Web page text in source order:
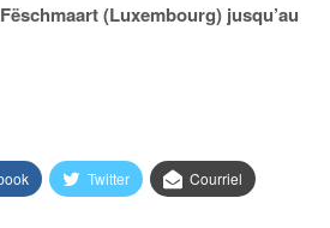
(Luxembourg) jusqu’au
Twitter Courriel